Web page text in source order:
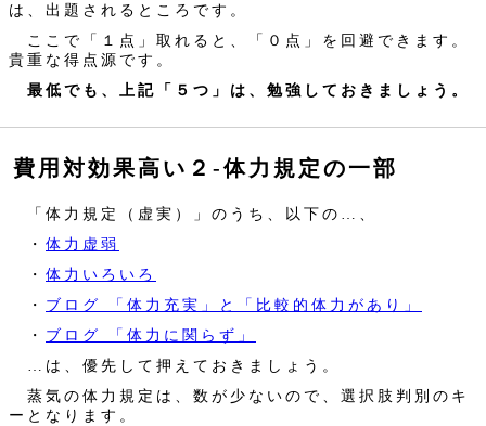
は、出題されるところです。
ここで「１点」取れると、「０点」を回避できます。
貴重な得点源です。
最低でも、上記「５つ」は、勉強しておきましょう。
費用対効果高い２‐体力規定の一部
「体力規定（虚実）」のうち、以下の…、
・ 体力虚弱
・ 体力いろいろ
・ ブログ 「体力充実」と「比較的体力があり」
・ ブログ 「体力に関らず」
…は、優先して押えておきましょう。
蒸気の体力規定は、数が少ないので、選択肢判別のキ
ーとなります。